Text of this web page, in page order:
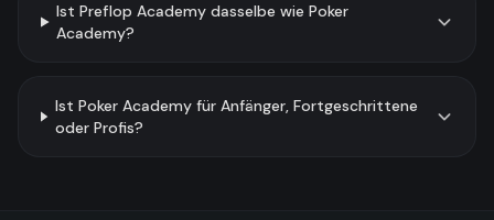
Ist Preflop Academy dasselbe wie Poker
Academy?
Ist Poker Academy für Anfänger, Fortgeschrittene
oder Profis?